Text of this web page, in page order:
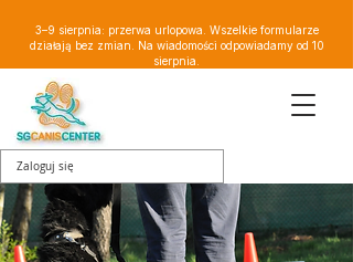
3–9 sierpnia: przerwa urlopowa. Wszelkie formularze
działają bez zmian. Na wiadomości odpowiadamy od 10
sierpnia.
Zaloguj się